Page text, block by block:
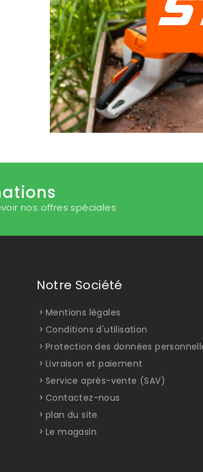
nos offres spéciales
Notre Société
Mentions légales
Conditions d'utilisation
Protection des données
Livraison et paiement
Service après-vente (SAV)
Contactez-nous
plan du site
Le magasin